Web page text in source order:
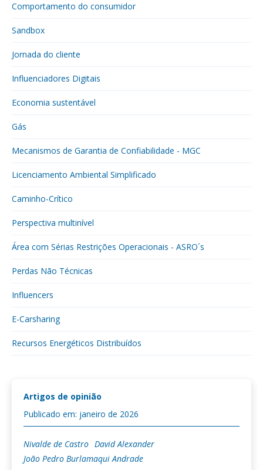
Comportamento do consumidor
Sandbox
Jornada do cliente
Influenciadores Digitais
Economia sustentável
Gás
Mecanismos de Garantia de Confiabilidade - MGC
Licenciamento Ambiental Simplificado
Caminho-Crítico
Perspectiva multinível
Área com Sérias Restrições Operacionais - ASRO´s
Perdas Não Técnicas
Influencers
E-Carsharing
Recursos Energéticos Distribuídos
Artigos de opinião
Publicado em: janeiro de 2026
Nivalde de Castro David Alexander
João Pedro Burlamaqui Andrade